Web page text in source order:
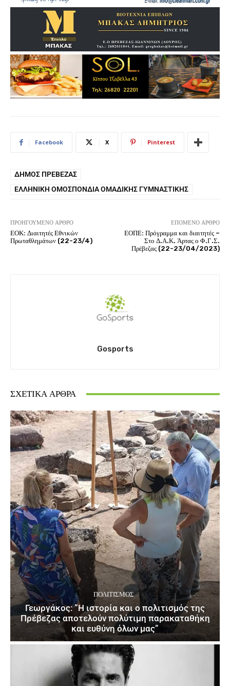
Facebook X Pinterest
ΔΉΜΟΣ ΠΡΈΒΕΖΑΣ
ΕΛΛΗΝΙΚΉ ΟΜΟΣΠΟΝΔΊΑ ΟΜΑΔΙΚΉΣ ΓΥΜΝΑΣΤΙΚΉΣ
ΠΡΟΗΓΟΎΜΕΝΟ ΆΡΘΡΟ
ΕΟΚ: Διαιτητές Εθνικών
Πρωταθλημάτων (22-23/4)
ΕΠΌΜΕΝΟ ΆΡΘΡΟ
ΕΟΠΕ: Πρόγραμμα και διαιτητές –
Στο Δ.Α.Κ. Άρτας ο Φ.Γ.Σ.
Πρέβεζας (22-23/04/2023)
Gosports
ΣΧΕΤΙΚΆ ΆΡΘΡΑ
ΠΟΛΙΤΙΣΜΌΣ
Γεωργάκος: ”Η ιστορία και ο πολιτισμός της
Πρέβεζας αποτελούν πολύτιμη παρακαταθήκη
και ευθύνη όλων μας”